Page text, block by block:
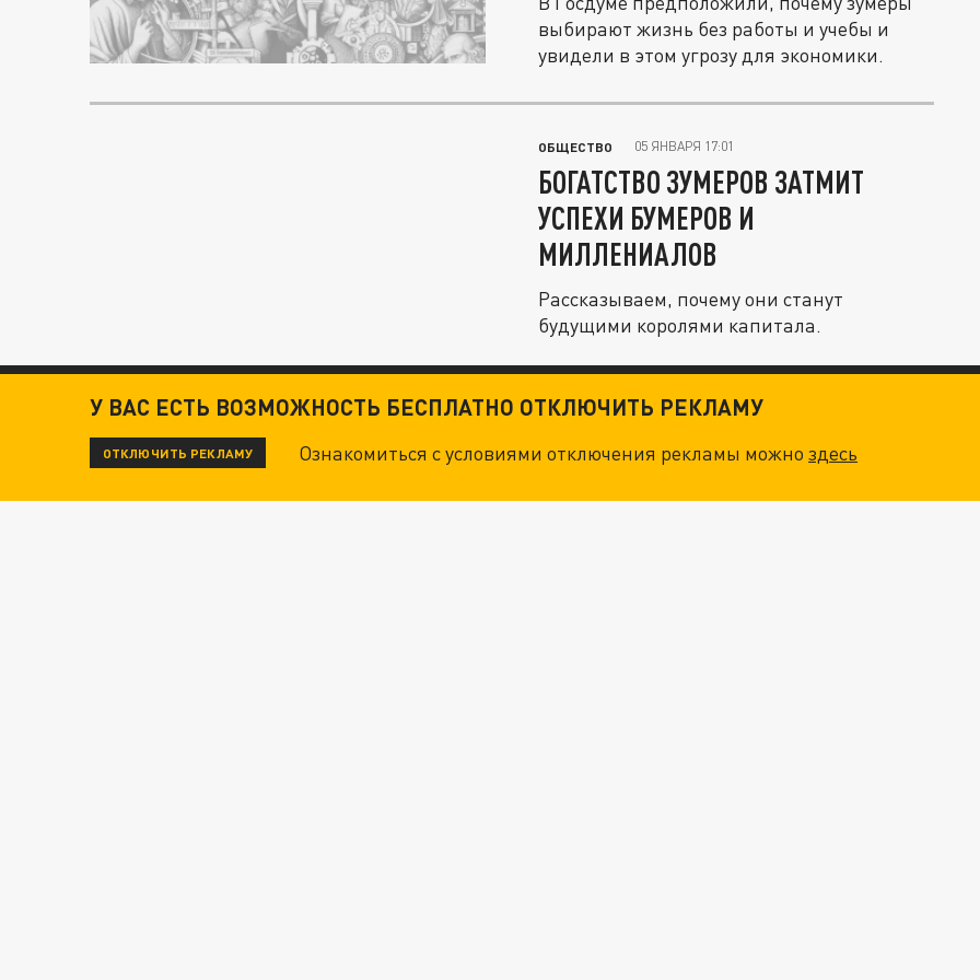
выбирают жизнь без работы и учебы и
увидели в этом угрозу для экономики.
ОБЩЕСТВО 05 ЯНВАРЯ 17:01
БОГАТСТВО ЗУМЕРОВ ЗАТМИТ
УСПЕХИ БУМЕРОВ И
МИЛЛЕНИАЛОВ
Рассказываем, почему они станут
будущими королями капитала.
У ВАС ЕСТЬ ВОЗМОЖНОСТЬ БЕСПЛАТНО ОТКЛЮЧИТЬ РЕКЛАМУ
ОТКЛЮЧИТЬ РЕКЛАМУ Ознакомиться с условиями отключения рекламы можноздесь